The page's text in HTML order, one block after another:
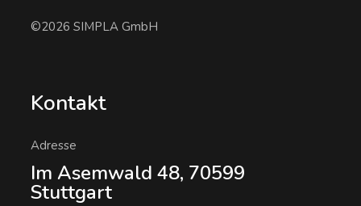
©2026 SIMPLA GmbH
Kontakt
Adresse
Im Asemwald 48, 70599
Stuttgart